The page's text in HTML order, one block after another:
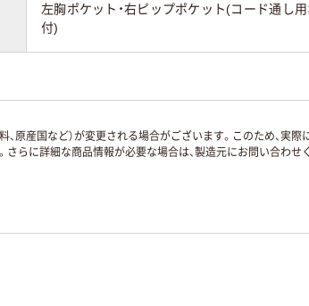
左胸ポケット・右ピップポケット(コード通し
付)
原産国など）が変更される場合がございます。このため、実際
らに詳細な商品情報が必要な場合は、製造元にお問い合わせ